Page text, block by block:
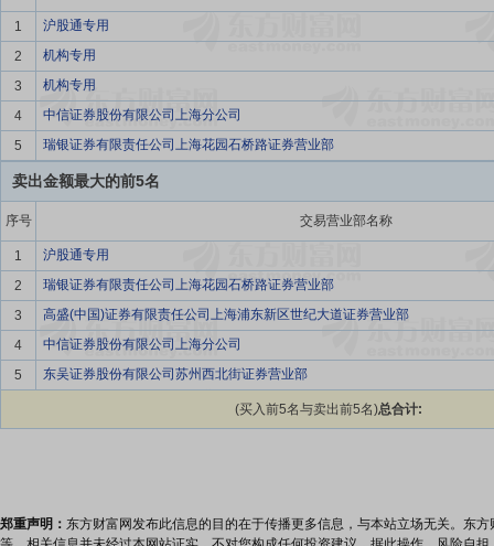
1
沪股通专用
2
机构专用
3
机构专用
4
中信证券股份有限公司上海分公司
5
瑞银证券有限责任公司上海花园石桥路证券营业部
卖出金额最大的前5名
序号 交易营业部名称
1
沪股通专用
2
瑞银证券有限责任公司上海花园石桥路证券营业部
3
高盛(中国)证券有限责任公司上海浦东新区世纪大道证券营业部
4
中信证券股份有限公司上海分公司
5
东吴证券股份有限公司苏州西北街证券营业部
(买入前5名与卖出前5名)总合计:
郑重声明： 东方财富网发布此信息的目的在于传播更多信息，与本站立场无关。东